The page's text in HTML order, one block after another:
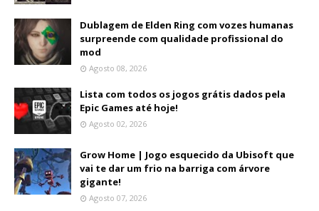
Dublagem de Elden Ring com vozes humanas
surpreende com qualidade profissional do
mod
Agosto 08, 2026
Lista com todos os jogos grátis dados pela
Epic Games até hoje!
Agosto 02, 2026
Grow Home | Jogo esquecido da Ubisoft que
vai te dar um frio na barriga com árvore
gigante!
Agosto 07, 2026